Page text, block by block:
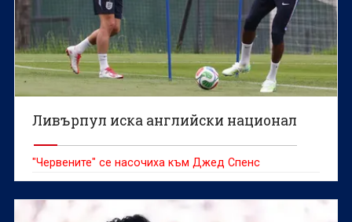
Ливърпул иска английски национал
"Червените" се насочиха към Джед Спенс